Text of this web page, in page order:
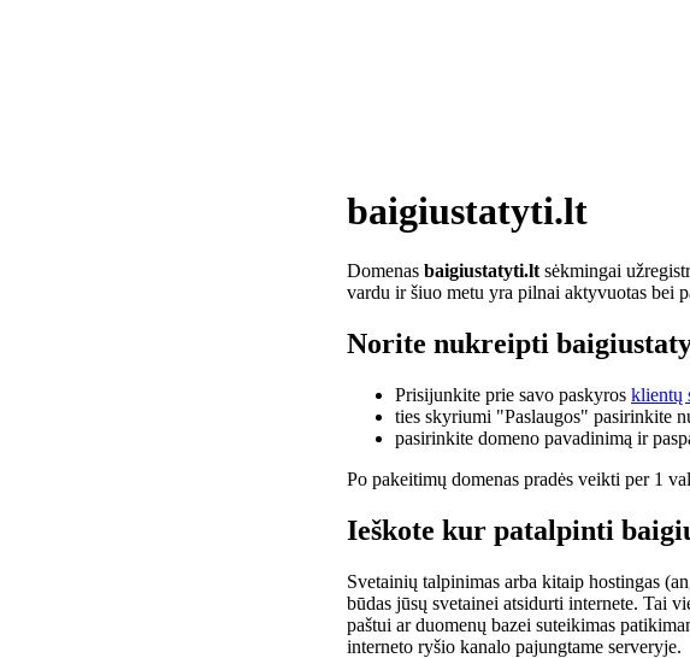
baigiustatyti.lt
Domenas baigiustatyti.lt sėkmingai
vardu ir šiuo metu yra pilnai aktyvuotas bei
Norite nukreipti
Prisijunkite prie savo paskyros klientų
ties skyriumi "Paslaugos" pasirinkite
pasirinkite domeno pavadinimą ir
Po pakeitimų domenas pradės veikti per 1
Ieškote kur patalpinti
Svetainių talpinimas arba kitaip hostingas
būdas jūsų svetainei atsidurti internete. Tai
paštui ar duomenų bazei suteikimas
interneto ryšio kanalo pajungtame serveryje.